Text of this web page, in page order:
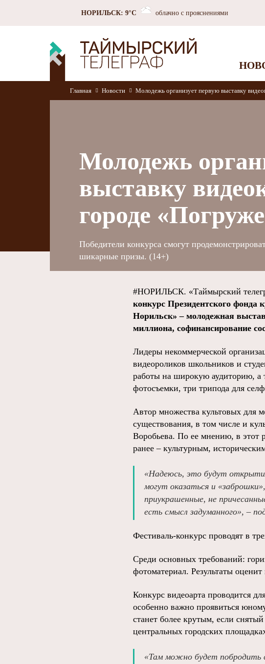
НОРИЛЬСК: 9°C облачно с прояснениями
Главная Новости Молодежь организует первую выставку
Молодежь
выставку
городе
Победители конкурса смогут
шикарные призы. (14+)
#НОРИЛЬСК. «Таймырский
конкурс Президентского
Норильск» – молодежная
миллиона, софинансирование
Лидеры некоммерческой
видеороликов школьников и
работы на широкую аудиторию,
фотосъемки, три трипода для
Автор множества культовых для
существования, в том числе и
Воробьева. По ее мнению, в этот
ранее – культурным,
«Надеюсь, это будут
могут оказаться и
приукрашенные, не
есть смысл задуманного», –
Фестиваль-конкурс проводят в
Среди основных требований:
фотоматериал. Результаты
Конкурс видеоарта проводится
особенно важно проявиться
станет более крутым, если
центральных городских
«Там можно будет побродить